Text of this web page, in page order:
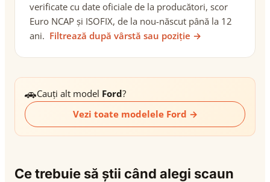
verificate cu date oficiale de la producători, scor
Euro NCAP și ISOFIX, de la nou-născut până la 12
ani. Filtrează după vârstă sau poziție →
🚗Cauți alt model Ford?
Vezi toate modelele Ford →
Ce trebuie să știi când alegi scaun